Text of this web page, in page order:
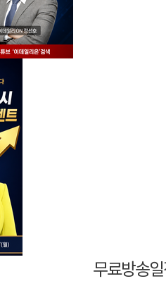
무료방송